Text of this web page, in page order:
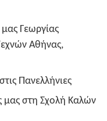
Γεωργίας
Αθήνας,
Πανελλήνιες
μας στη Σχολή Καλών